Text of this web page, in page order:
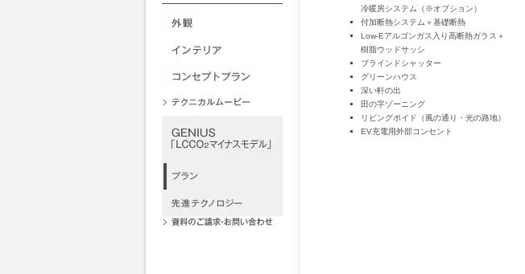
冷暖房システム（※オプション）
付加断熱システム＋基礎断熱
Low-Eアルゴンガス入り高断熱ガラス＋
樹脂ウッドサッシ
ブラインドシャッター
グリーンハウス
深い軒の出
田の字ゾーニング
リビングボイド（風の通り・光の路地）
EV充電用外部コンセント